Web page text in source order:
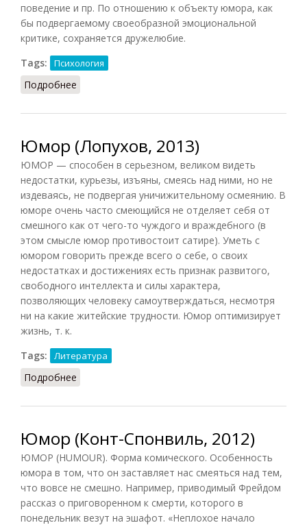
поведение и пр. По отношению к объекту юмора, как
бы подвергаемому своеобразной эмоциональной
критике, сохраняется дружелюбие.
Tags:
Психология
Подробнее
Юмор (Лопухов, 2013)
ЮМОР — способен в серьезном, великом видеть
недостатки, курьезы, изъяны, смеясь над ними, но не
издеваясь, не подвергая уничижительному осмеянию. В
юморе очень часто смеющийся не отделяет себя от
смешного как от чего-то чуждого и враждебного (в
этом смысле юмор противостоит сатире). Уметь с
юмором говорить прежде всего о себе, о своих
недостатках и достижениях есть признак развитого,
свободного интеллекта и силы характера,
позволяющих человеку самоутверждаться, несмотря
ни на какие житейские трудности. Юмор оптимизирует
жизнь, т. к.
Tags:
Литература
Подробнее
Юмор (Конт-Спонвиль, 2012)
ЮМОР (HUMOUR). Форма комического. Особенность
юмора в том, что он заставляет нас смеяться над тем,
что вовсе не смешно. Например, приводимый Фрейдом
рассказ о приговоренном к смерти, которого в
понедельник везут на эшафот. «Неплохое начало